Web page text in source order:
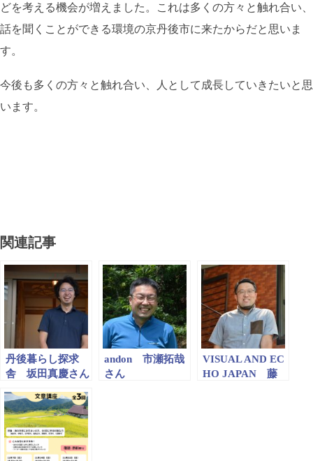
どを考える機会が増えました。これは多くの方々と触れ合い、
話を聞くことができる環境の京丹後市に来たからだと思いま
す。
今後も多くの方々と触れ合い、人として成長していきたいと思
います。
関連記事
丹後暮らし探求
舎 坂田真慶さん
andon 市瀬拓哉
さん
VISUAL AND EC
HO JAPAN 藤